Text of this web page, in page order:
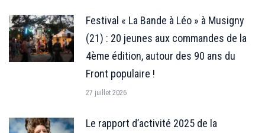
Festival « La Bande à Léo » à Musigny
(21) : 20 jeunes aux commandes de la
4ème édition, autour des 90 ans du
Front populaire !
27 juillet 2026
Le rapport d’activité 2025 de la